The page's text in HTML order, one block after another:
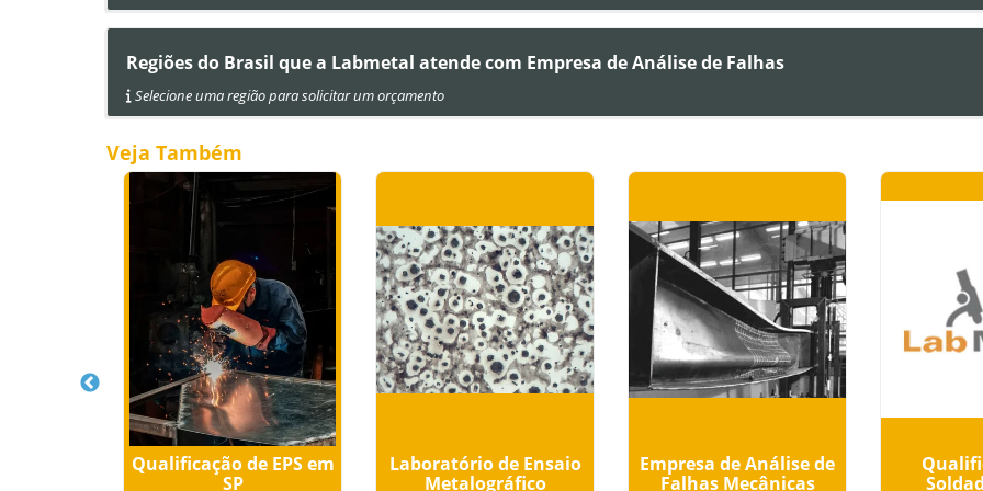
Regiões do Brasil que a Labmetal atende com Empresa de Análise de Falhas
Selecione uma região para solicitar um orçamento
Veja Também
Qualificação de EPS em
SP
Laboratório de Ensaio
Metalográfico
Empresa de Análise de
Falhas Mecânicas